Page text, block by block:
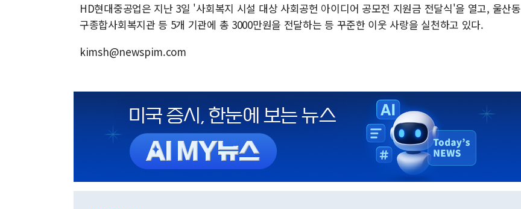
HD현대중공업은 지난 3일 '사회복지 시설 대상 사회공헌 아이디어 공모전 지원금 전달식'을 열고, 울산동
구종합사회복지관 등 5개 기관에 총 3000만원을 전달하는 등 꾸준한 이웃 사랑을 실천하고 있다.
kimsh@newspim.com